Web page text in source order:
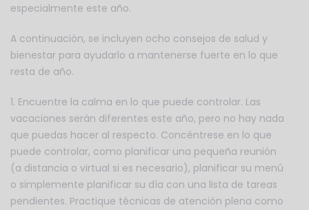
especialmente este año.
A continuación, se incluyen ocho consejos de salud y
bienestar para ayudarlo a mantenerse fuerte en lo que
resta de año.
1. Encuentre la calma en lo que puede controlar. Las
vacaciones serán diferentes este año, pero no hay nada
que puedas hacer al respecto. Concéntrese en lo que
puede controlar, como planificar una pequeña reunión
(a distancia o virtual si es necesario), planificar su menú
o simplemente planificar su día con una lista de tareas
pendientes. Practique técnicas de atención plena como